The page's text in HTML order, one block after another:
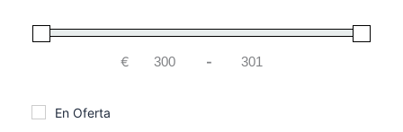
€ Minimum Price
-Maximum Price
En Oferta